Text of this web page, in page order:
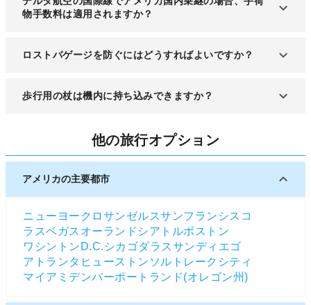
物手数料は適用されますか？
すべてのフライトが同一の旅程の場合、アメリカ内
内を旅行する場合は国内線の規定が適用されます。
ロストバゲージを防ぐにはどうすればよいですか？
受託手荷物の外側に連絡先を買いたタグを付けまし
い物は、手元の鞄に入れて持つのがお勧めです。ま
た、受託手荷物には鍵をかけないでください。
歩行用の杖は機内に持ち込みできますか？
離着陸時は、杖は認可を受けた所定の収納場所に置
くことが大半です。目の不自由な方が使う旅行用の
伸縮や折りたたみ可能な杖は、座席の下に収納でき
ます。ただし、その時は杖が通路側に飛び出した
意しましょう。
他の旅行オプション
アメリカの主要都市
ニューヨーク ロサンゼルスサンフランシスコ
ラスベガス オーランド シアトルボストン
ワシントンD.C. シカゴダラスサンディエゴ
アトランタ ヒューストン ソルトレークシティ
マイアミ デンバーポートランド(オレゴン州)